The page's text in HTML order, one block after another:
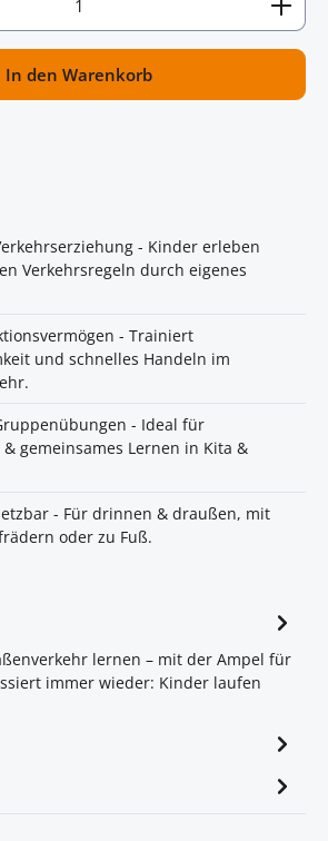
In den Warenkorb
- Kinder erleben
Verkehrsregeln durch eigenes
- Trainiert
und schnelles Handeln im
- Ideal für
gemeinsames Lernen in Kita &
- Für drinnen & draußen, mit
oder zu Fuß.
lernen – mit der Ampel für
immer wieder: Kinder laufen